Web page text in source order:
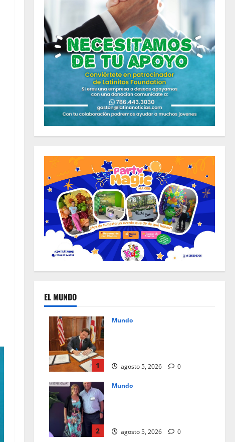
EL MUNDO
1
Mundo
agosto 5, 2026 0
2
Mundo
agosto 5, 2026 0